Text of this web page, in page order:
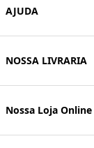
AJUDA
NOSSA LIVRARIA
Nossa Loja Online